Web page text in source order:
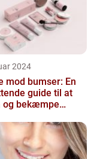
2024
mod bumser: En
guide til at
og bekæmpe